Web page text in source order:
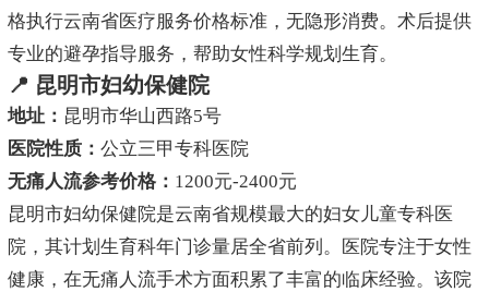
格执行云南省医疗服务价格标准，无隐形消费。术后提供
专业的避孕指导服务，帮助女性科学规划生育。
📍 昆明市妇幼保健院
地址： 昆明市华山西路5号
医院性质： 公立三甲专科医院
无痛人流参考价格： 1200元-2400元
昆明市妇幼保健院是云南省规模最大的妇女儿童专科医
院，其计划生育科年门诊量居全省前列。医院专注于女性
健康，在无痛人流手术方面积累了丰富的临床经验。该院